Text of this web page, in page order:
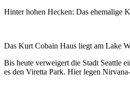
Hinter hohen Hecken: Das ehemalige
Das Kurt Cobain Haus liegt am Lake
Bis heute verweigert die Stadt Seattle
es den Viretta Park. Hier legen